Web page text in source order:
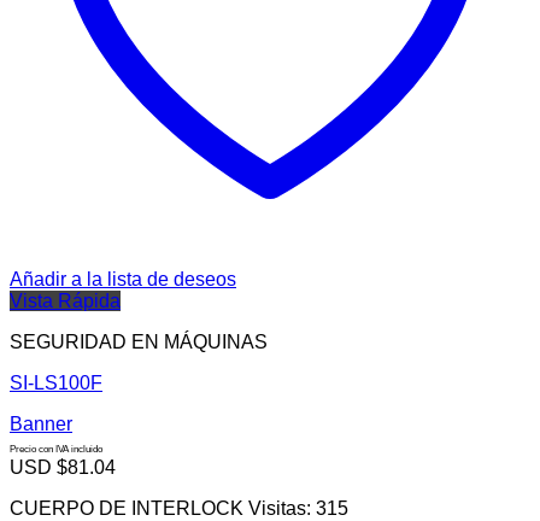
Añadir a la lista de deseos
Vista Rápida
SEGURIDAD EN MÁQUINAS
SI-LS100F
Banner
Precio con IVA incluido
USD $81.04
CUERPO DE INTERLOCK Visitas: 315